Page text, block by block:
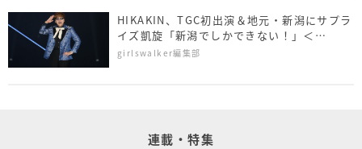
HIKAKIN、TGC初出演＆地元・新潟にサプラ
イズ凱旋「新潟でしかできない！」＜
NAMICS presents TGC 新潟 2026＞
girlswalker編集部
連載・特集